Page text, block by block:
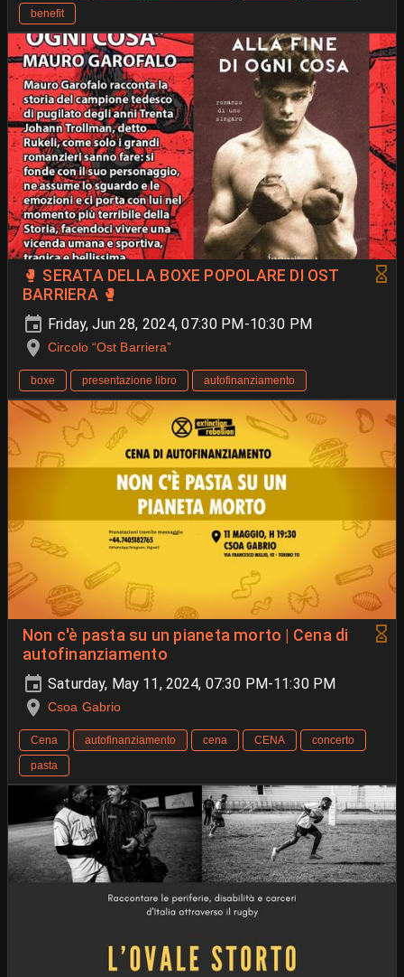
benefit
🥊 SERATA DELLA BOXE POPOLARE DI OST
BARRIERA 🥊
Friday, Jun 28, 2024, 07:30 PM-10:30 PM
Circolo “Ost Barriera”
boxe presentazione libro autofinanziamento
Non c'è pasta su un pianeta morto | Cena di
autofinanziamento
Saturday, May 11, 2024, 07:30 PM-11:30 PM
Csoa Gabrio
Cena autofinanziamento cena CENA
concerto
pasta